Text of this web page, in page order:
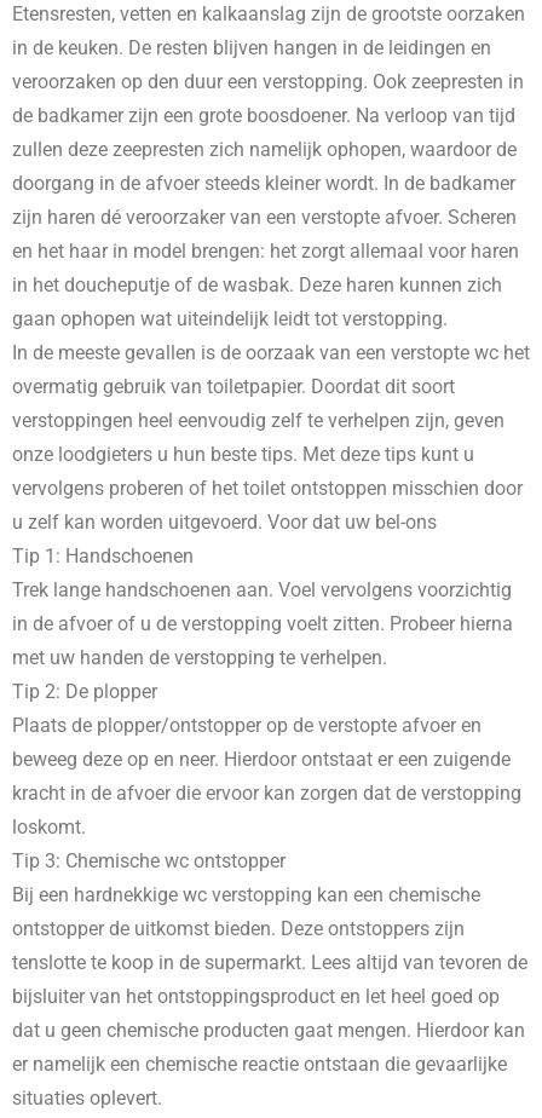
Etensresten, vetten en kalkaanslag zijn de grootste oorzaken
in de keuken. De resten blijven hangen in de leidingen en
veroorzaken op den duur een verstopping. Ook zeepresten in
de badkamer zijn een grote boosdoener. Na verloop van tijd
zullen deze zeepresten zich namelijk ophopen, waardoor de
doorgang in de afvoer steeds kleiner wordt. In de badkamer
zijn haren dé veroorzaker van een verstopte afvoer. Scheren
en het haar in model brengen: het zorgt allemaal voor haren
in het doucheputje of de wasbak. Deze haren kunnen zich
gaan ophopen wat uiteindelijk leidt tot verstopping.
In de meeste gevallen is de oorzaak van een verstopte wc het
overmatig gebruik van toiletpapier. Doordat dit soort
verstoppingen heel eenvoudig zelf te verhelpen zijn, geven
onze loodgieters u hun beste tips. Met deze tips kunt u
vervolgens proberen of het toilet ontstoppen misschien door
u zelf kan worden uitgevoerd. Voor dat uw bel-ons
Tip 1: Handschoenen
Trek lange handschoenen aan. Voel vervolgens voorzichtig
in de afvoer of u de verstopping voelt zitten. Probeer hierna
met uw handen de verstopping te verhelpen.
Tip 2: De plopper
Plaats de plopper/ontstopper op de verstopte afvoer en
beweeg deze op en neer. Hierdoor ontstaat er een zuigende
kracht in de afvoer die ervoor kan zorgen dat de verstopping
loskomt.
Tip 3: Chemische wc ontstopper
Bij een hardnekkige wc verstopping kan een chemische
ontstopper de uitkomst bieden. Deze ontstoppers zijn
tenslotte te koop in de supermarkt. Lees altijd van tevoren de
bijsluiter van het ontstoppingsproduct en let heel goed op
dat u geen chemische producten gaat mengen. Hierdoor kan
er namelijk een chemische reactie ontstaan die gevaarlijke
situaties oplevert.